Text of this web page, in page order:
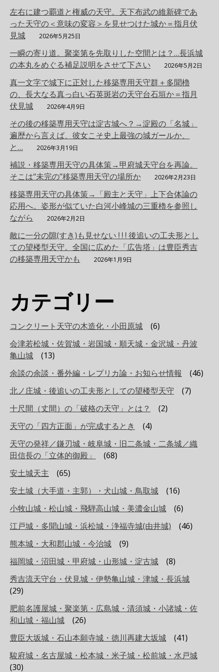
左右に建つ覇道と権威の天守。天下布武の維新碑であ
った天守の＜意味の変容＞を見せつけた城か＝指月伏
見城
2026年5月25日
一瞬の寄り道。聚楽第を先取りした空間とは？…長浜城
の本丸をめぐる補足説明をさせて下さい
2026年5月2日
真一文字で城下に正対した移築専用天守群＋多聞櫓
の、長大なる真っ白い石英斑岩の天守台石垣か＝指月
伏見城
2026年4月9日
その後の移築専用天守は淀古城へ？→淀殿の「名城」
遍歴から言えば、彼女こそ史上最強の城ガールか、
と…
2026年3月19日
補説・移築専用天守の具体策→甲府城天守台を再論。
そこは“未完の”移築専用天守の場所か
2026年2月23日
移築専用天守の具体策→「殿主と天守」上下合体論の
応用へ。姿形が似ていた白河小峰城の三重櫓を参照し
ながら
2026年2月2日
敵に一分の隙(すき)も見せない ! ! ! 後追いの工夫形とし
ての望楼型天守。全国に広めた「広告塔」は豊臣秀吉
の移築専用天守かも
2026年1月9日
カテゴリー
コンクリート天守の木造化・小田原城
(6)
会津若松城・佐賀城・岩国城・順天城・金沢城・丹波
亀山城
(13)
余談の余談・番外編・レプリカ論・お知らせ情報
(46)
北ノ庄城・後追いの工夫形としての望楼型天守
(7)
十尺間（丈間）の「破格の天守」とは？
(2)
天守の「四方正面」が完成するとき
(4)
天守の発祥／鎌刃城・岐阜城・旧二条城・二条城／織
田信長の「立体的御殿」
(68)
安土城天主
(65)
安土城（大手道・主郭）・犬山城・鳥取城
(16)
小牧山城・松山城・飛騨高山城・美濃金山城
(6)
江戸城・多聞山城・浜松城・浄福寺城(由井城)
(46)
熊本城・大和郡山城・今治城
(9)
福岡城・沼田城・甲府城・山形城・淀古城
(8)
秀吉流天守台・伏見城・伊勢亀山城・津城・長浜城
(29)
肥前名護屋城・聚楽第・広島城・清須城・小諸城・佐
和山城・福山城
(26)
豊臣大坂城・石山本願寺城・徳川再建大坂城
(41)
駿府城・名古屋城・松本城・米子城・松前城・水戸城
(30)